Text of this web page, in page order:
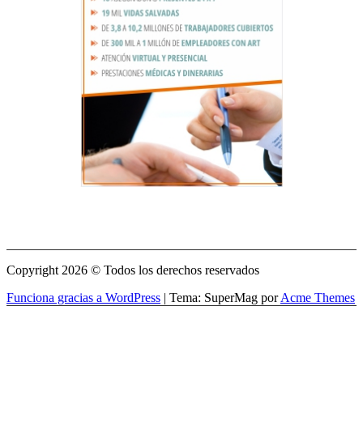
Copyright 2026 © Todos los derechos reservados
Funciona gracias a WordPress | Tema: SuperMag porAcme Themes